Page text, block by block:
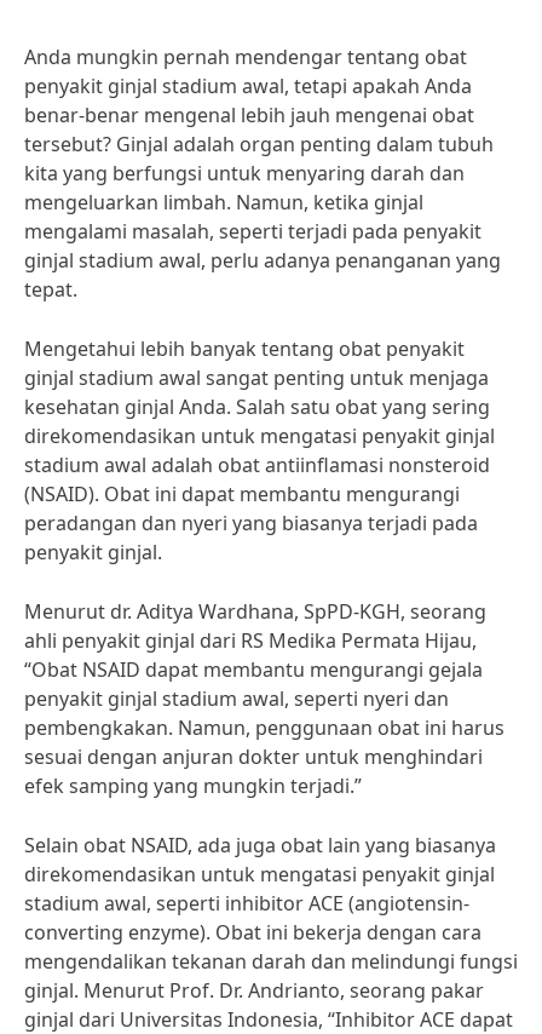
Anda mungkin pernah mendengar tentang obat
penyakit ginjal stadium awal, tetapi apakah Anda
benar-benar mengenal lebih jauh mengenai obat
tersebut? Ginjal adalah organ penting dalam tubuh
kita yang berfungsi untuk menyaring darah dan
mengeluarkan limbah. Namun, ketika ginjal
mengalami masalah, seperti terjadi pada penyakit
ginjal stadium awal, perlu adanya penanganan yang
tepat.
Mengetahui lebih banyak tentang obat penyakit
ginjal stadium awal sangat penting untuk menjaga
kesehatan ginjal Anda. Salah satu obat yang sering
direkomendasikan untuk mengatasi penyakit ginjal
stadium awal adalah obat antiinflamasi nonsteroid
(NSAID). Obat ini dapat membantu mengurangi
peradangan dan nyeri yang biasanya terjadi pada
penyakit ginjal.
Menurut dr. Aditya Wardhana, SpPD-KGH, seorang
ahli penyakit ginjal dari RS Medika Permata Hijau,
“Obat NSAID dapat membantu mengurangi gejala
penyakit ginjal stadium awal, seperti nyeri dan
pembengkakan. Namun, penggunaan obat ini harus
sesuai dengan anjuran dokter untuk menghindari
efek samping yang mungkin terjadi.”
Selain obat NSAID, ada juga obat lain yang biasanya
direkomendasikan untuk mengatasi penyakit ginjal
stadium awal, seperti inhibitor ACE (angiotensin-
converting enzyme). Obat ini bekerja dengan cara
mengendalikan tekanan darah dan melindungi fungsi
ginjal. Menurut Prof. Dr. Andrianto, seorang pakar
ginjal dari Universitas Indonesia, “Inhibitor ACE dapat